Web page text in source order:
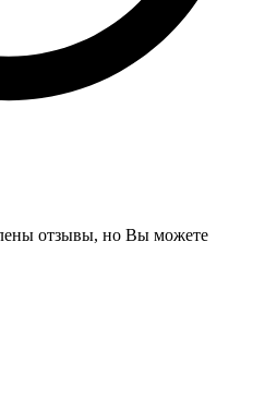
отзывы, но Вы можете